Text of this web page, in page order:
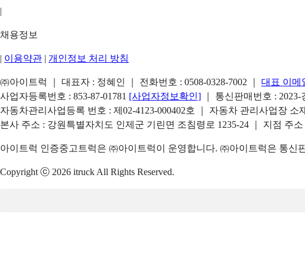
|
채용정보
| 이용약관 | 개인정보 처리 방침
㈜아이트럭 ｜ 대표자 : 정혜인 ｜ 전화번호 : 0508-0328-7002 대표 이메
사업자등록번호 : 853-87-01781 [사업자정보확인]
｜ 통신판매번호 :
자동차관리사업등록 번호 : 제02-4123-000402호 ｜ 자동차 관리사업장
본사 주소 : 강원특별자치도 인제군 기린면 조침령로 1235-24 ｜ 지점 주
아이트럭 인증중고트럭은 ㈜아이트럭이 운영합니다. ㈜아이트럭은 통
Copyright ⓒ 2026 itruck All Rights Reserved.